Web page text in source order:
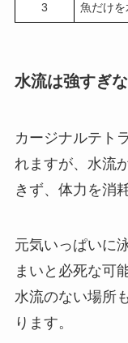
3 魚だけを
水流は強すぎ
カージナルテト
れますが、水流
きず、体力を消
元気いっぱいに
まいと必死な可
水流のない場所
ります。